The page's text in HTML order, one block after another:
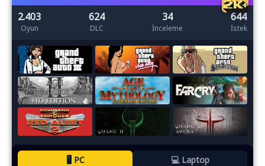
2.403
Oyun
624
DLC
34
İnceleme
644
İstek
🖥️ PC
💻 Laptop